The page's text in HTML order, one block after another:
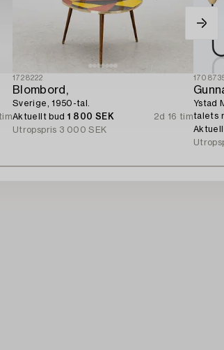
1728222
Blombord,
Sverige, 1950-tal.
Aktuellt bud 1 800 SEK
2d 16 tim
Utropspris 3 000 SEK
Ystad
talets